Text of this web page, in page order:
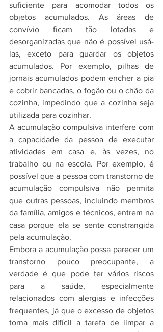
suficiente para acomodar todos os
objetos acumulados. As áreas de
convívio ficam tão lotadas e
desorganizadas que não é possível usá-
las, exceto para guardar os objetos
acumulados. Por exemplo, pilhas de
jornais acumulados podem encher a pia
e cobrir bancadas, o fogão ou o chão da
cozinha, impedindo que a cozinha seja
utilizada para cozinhar.
A acumulação compulsiva interfere com
a capacidade da pessoa de executar
atividades em casa e, às vezes, no
trabalho ou na escola. Por exemplo, é
possível que a pessoa com transtorno de
acumulação compulsiva não permita
que outras pessoas, incluindo membros
da família, amigos e técnicos, entrem na
casa porque ela se sente constrangida
pela acumulação.
Embora a acumulação possa parecer um
transtorno pouco preocupante, a
verdade é que pode ter vários riscos
para a saúde, especialmente
relacionados com alergias e infecções
frequentes, já que o excesso de objetos
torna mais difícil a tarefa de limpar a